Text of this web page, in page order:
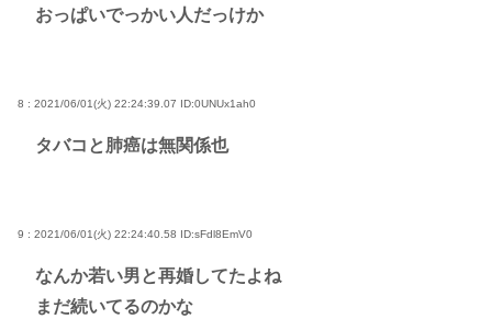
おっぱいでっかい人だっけか
8 : 2021/06/01(火) 22:24:39.07 ID:0UNUx1ah0
タバコと肺癌は無関係也
9 : 2021/06/01(火) 22:24:40.58 ID:sFdl8EmV0
なんか若い男と再婚してたよね
まだ続いてるのかな